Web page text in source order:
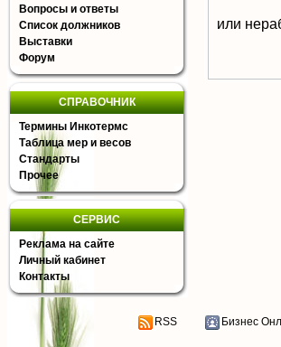
Вопросы и ответы
Список должников
Выставки
Форум
СПРАВОЧНИК
Термины Инкотермс
Таблица мер и весов
Стандарты
Прочее
СЕРВИС
Реклама на сайте
Личный кабинет
Контакты
или
RSS Бизнес